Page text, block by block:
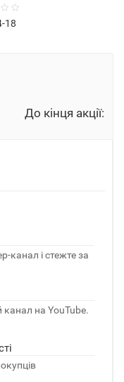
18
До кінця акції:
канал і стежте за
канал на YouTube.